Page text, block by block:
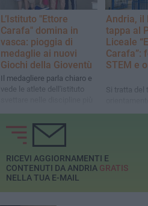
L’Istituto "Ettore
Carafa" domina in
vasca: pioggia di
medaglie ai nuovi
Giochi della Gioventù
​Il medagliere parla chiaro e
vede le atlete dell'istituto
Andria, il
tappa al
Liceale
Carafa”:
STEM e
Si tratta del
RICEVI AGGIORNAMENTI E
CONTENUTI DA ANDRIA GRATIS
NELLA TUA E-MAIL